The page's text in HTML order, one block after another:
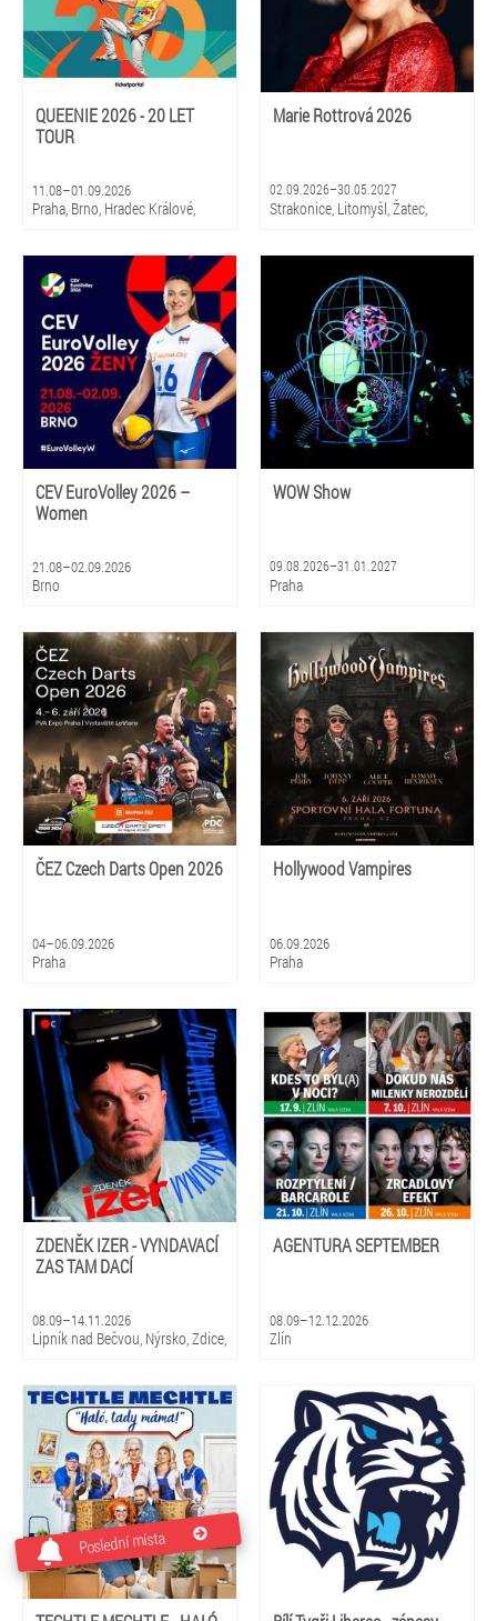
QUEENIE 2026 - 20 LET
TOUR
11.08–01.09.2026
Praha, Brno, Hradec Králové,
Marie Rottrová 2026
02.09.2026–30.05.2027
Strakonice, Litomyšl, Žatec,
Praha, Ostrava, Pardubice, Plzeň
CEV EuroVolley 2026 –
Women
21.08–02.09.2026
Brno
WOW Show
09.08.2026–31.01.2027
Praha
ČEZ Czech Darts Open 2026
04–06.09.2026
Praha
Hollywood Vampires
06.09.2026
Praha
ZDENĚK IZER - VYNDAVACÍ
ZAS TAM DACÍ
08.09–14.11.2026
Lipník nad Bečvou, Nýrsko, Zdice,
Kunštát, Třešť, Žďár nad
Sázavou, Valeč, Bělá pod
Bezdězem
AGENTURA SEPTEMBER
08.09–12.12.2026
Zlín
Poslední místa